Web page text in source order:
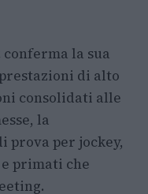
conferma la sua
di alto
consolidati alle
la
prova per jockey,
primati che